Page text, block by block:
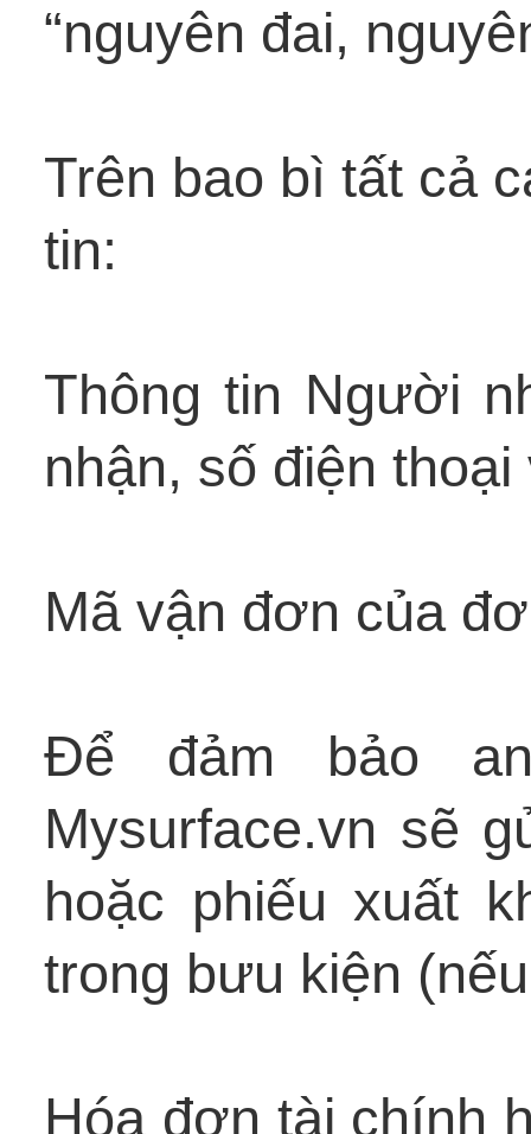
“nguyên đai,
Trên bao bì tất cả
tin:
Thông tin Người
nhận, số điện
Mã vận đơn của
Để đảm bảo
Mysurface.vn sẽ
hoặc phiếu xuất
trong bưu kiện
Hóa đơn tài chính